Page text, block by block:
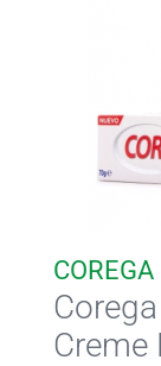
COREGA
Creme